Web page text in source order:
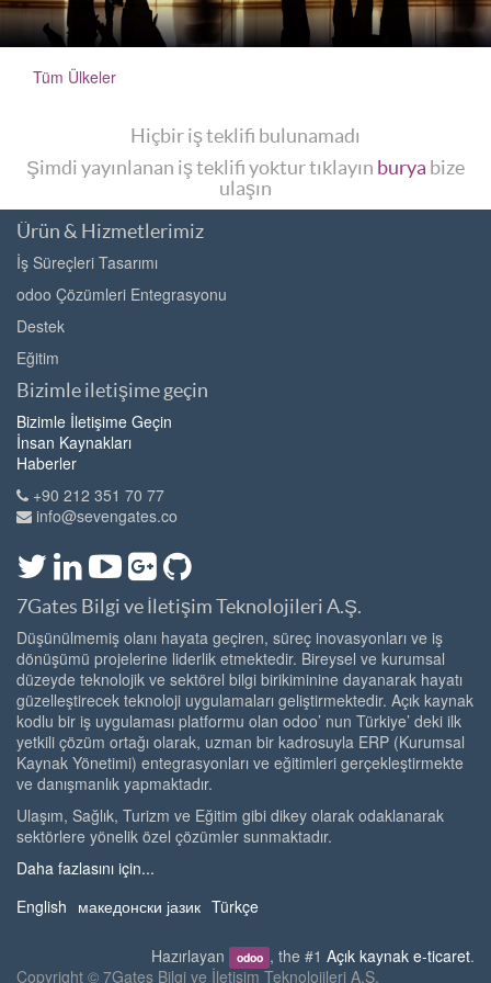
Tüm Ülkeler
Hiçbir iş teklifi bulunamadı
Şimdi yayınlanan iş teklifi yoktur tıklayın burya bize
ulaşın
Ürün & Hizmetlerimiz
İş Süreçleri Tasarımı
odoo Çözümleri Entegrasyonu
Destek
Eğitim
Bizimle iletişime geçin
Bizimle İletişime Geçin
İnsan Kaynakları
Haberler
+90 212 351 70 77
info@sevengates.co
7Gates Bilgi ve İletişim Teknolojileri A.Ş.
Düşünülmemiş olanı hayata geçiren, süreç inovasyonları ve iş
dönüşümü projelerine liderlik etmektedir. Bireysel ve kurumsal
düzeyde teknolojik ve sektörel bilgi birikiminine dayanarak hayatı
güzelleştirecek teknoloji uygulamaları geliştirmektedir. Açık kaynak
kodlu bir iş uygulaması platformu olan odoo’ nun Türkiye’ deki ilk
yetkili çözüm ortağı olarak, uzman bir kadrosuyla ERP (Kurumsal
Kaynak Yönetimi) entegrasyonları ve eğitimleri gerçekleştirmekte
ve danışmanlık yapmaktadır.
Ulaşım, Sağlık, Turizm ve Eğitim gibi dikey olarak odaklanarak
sektörlere yönelik özel çözümler sunmaktadır.
Daha fazlasını için...
English македонски јазик Türkçe
Hazırlayan odoo , the #1 Açık kaynak e-ticaret.
Copyright © 7Gates Bilgi ve İletişim Teknolojileri A.Ş.